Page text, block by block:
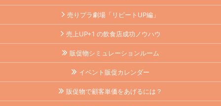
売りプラ劇場「リピートUP編」
売上UP+1 の飲食店成功ノウハウ
販促物シミュレーションルーム
イベント販促カレンダー
販促物で顧客単価をあげるには？